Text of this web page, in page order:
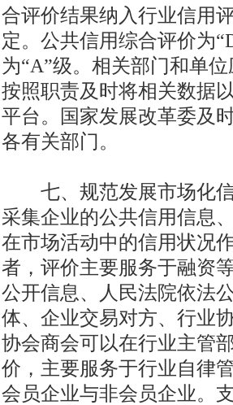
合评价结果纳入行业信用
定。公共信用综合评价为
为“A”级。相关部门和单
按照职责及时将相关数据
平台。国家发展改革委及
各有关部门。
七、规范发展市场化信
采集企业的公共信用信息
在市场活动中的信用状况
者，评价主要服务于融资
公开信息、人民法院依法
体、企业交易对方、行业
协会商会可以在行业主管
价，主要服务于行业自律
会员企业与非会员企业。